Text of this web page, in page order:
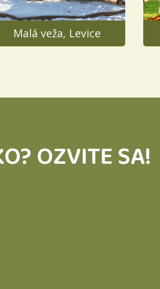
Malá veža, Levice
OZVITE SA!